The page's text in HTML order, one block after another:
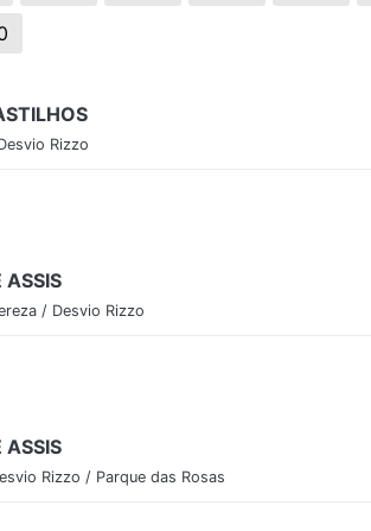
Rizzo
ASSIS
/ Desvio Rizzo
ASSIS
Rizzo / Parque das Rosas